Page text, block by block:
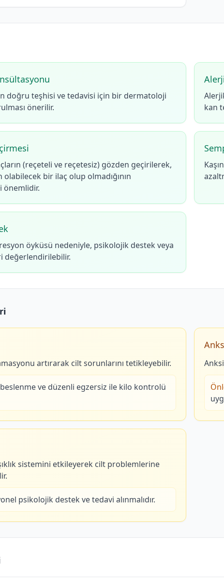
doğru teşhisi ve tedavisi için bir dermatoloji
önerilir.
kan
(reçeteli ve reçetesiz) gözden geçirilerek,
bir ilaç olup olmadığının
önemlidir.
öyküsü nedeniyle, psikolojik destek veya
değerlendirilebilir.
artırarak cilt sorunlarını tetikleyebilir.
beslenme ve düzenli egzersiz ile kilo kontrolü
sistemini etkileyerek cilt problemlerine
psikolojik destek ve tedavi alınmalıdır.